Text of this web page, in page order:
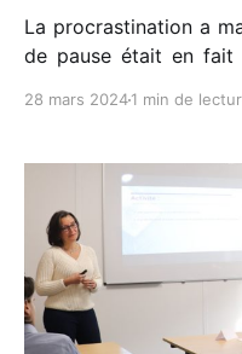
La procrastination a mauvaise
de pause était en fait
des idées innovantes.
28 mars 20241 min de